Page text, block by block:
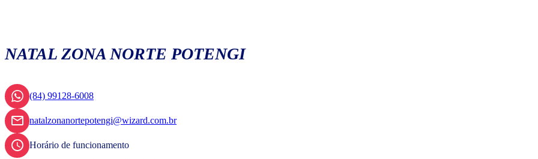
NATAL ZONA NORTE POTENGI
(84) 99128-6008
natalzonanortepotengi@wizard.com.br
Horário de funcionamento